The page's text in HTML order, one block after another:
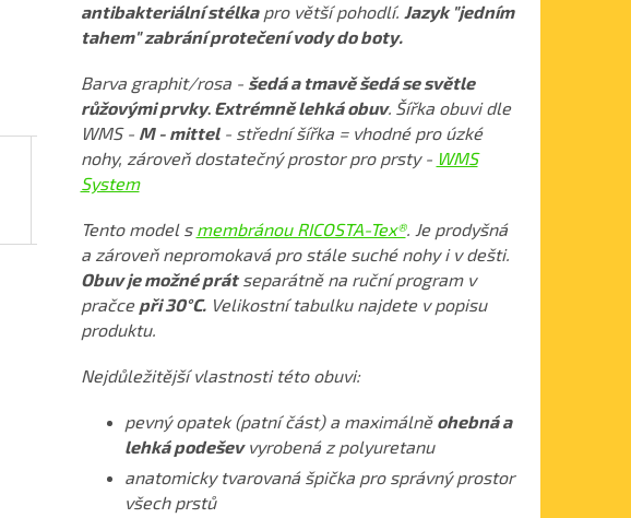
antibakteriální stélkapro větší pohodlí. Jazyk "jedním
tahem" zabrání protečení vody do boty.
Barva graphit/rosa - šedá a tmavě šedá se světle
růžovými prvky. Extrémně lehká obuv. Šířka obuvi dle
WMS - M - mittel- střední šířka = vhodné pro úzké
nohy, zároveň dostatečný prostor pro prsty - WMS
System
Tento model s membránou RICOSTA-Tex®. Je prodyšná
a zároveň nepromokavá pro stále suché nohy i v dešti.
Obuv je možné prátseparátně na ruční program v
pračce při 30°C.Velikostní tabulku najdete v popisu
produktu.
Nejdůležitější vlastnosti této obuvi:
pevný opatek (patní část) a maximálně ohebná a
lehká podeševvyrobená z polyuretanu
anatomicky tvarovaná špička pro správný prostor
všech prstů